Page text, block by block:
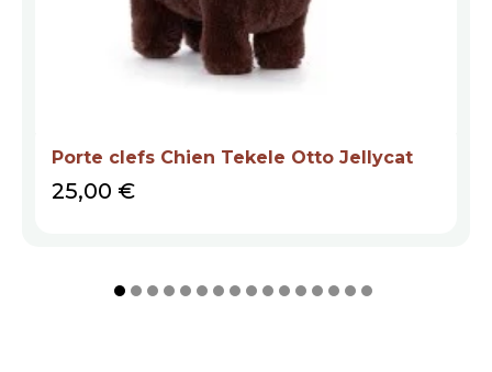
Porte clefs Chien Tekele Otto Jellycat
Prix
25,00 €